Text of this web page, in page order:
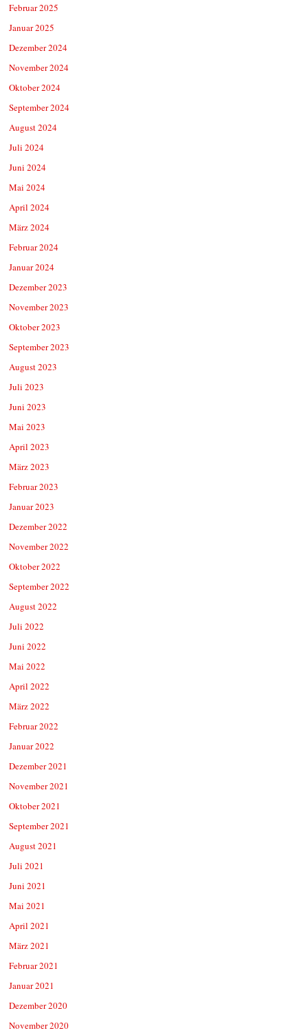
Februar 2025
Januar 2025
Dezember 2024
November 2024
Oktober 2024
September 2024
August 2024
Juli 2024
Juni 2024
Mai 2024
April 2024
März 2024
Februar 2024
Januar 2024
Dezember 2023
November 2023
Oktober 2023
September 2023
August 2023
Juli 2023
Juni 2023
Mai 2023
April 2023
März 2023
Februar 2023
Januar 2023
Dezember 2022
November 2022
Oktober 2022
September 2022
August 2022
Juli 2022
Juni 2022
Mai 2022
April 2022
März 2022
Februar 2022
Januar 2022
Dezember 2021
November 2021
Oktober 2021
September 2021
August 2021
Juli 2021
Juni 2021
Mai 2021
April 2021
März 2021
Februar 2021
Januar 2021
Dezember 2020
November 2020